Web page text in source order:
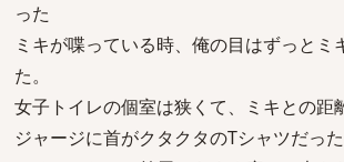
った
ミキが喋っている時、俺の目はずっとミ
た。
女子トイレの個室は狭くて、ミキとの距
ジャージに首がクタクタのTシャツだっ